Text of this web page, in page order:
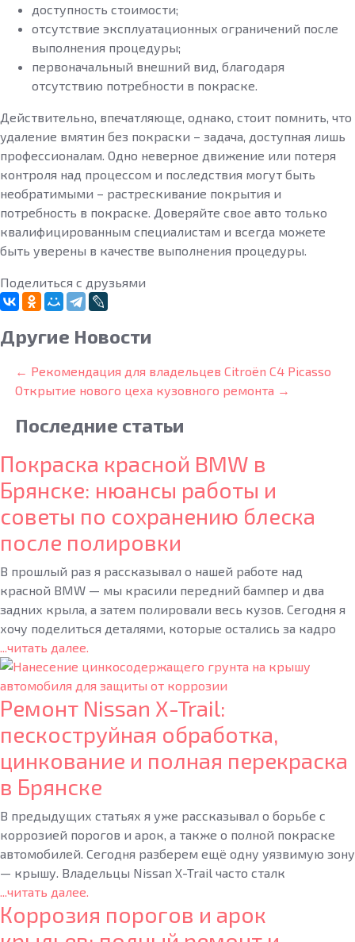
доступность стоимости;
отсутствие эксплуатационных ограничений после
выполнения процедуры;
первоначальный внешний вид, благодаря
отсутствию потребности в покраске.
Действительно, впечатляюще, однако, стоит помнить, что
удаление вмятин без покраски – задача, доступная лишь
профессионалам. Одно неверное движение или потеря
контроля над процессом и последствия могут быть
необратимыми – растрескивание покрытия и
потребность в покраске. Доверяйте свое авто только
квалифицированным специалистам и всегда можете
быть уверены в качестве выполнения процедуры.
Поделиться с друзьями
Другие Новости
← Рекомендация для владельцев Citroёn C4 Picasso
Открытие нового цеха кузовного ремонта →
Последние статьи
Покраска красной BMW в
Брянске: нюансы работы и
советы по сохранению блеска
после полировки
В прошлый раз я рассказывал о нашей работе над
красной BMW — мы красили передний бампер и два
задних крыла, а затем полировали весь кузов. Сегодня я
хочу поделиться деталями, которые остались за кадро
...читать далее.
Ремонт Nissan X-Trail:
пескоструйная обработка,
цинкование и полная перекраска
в Брянске
В предыдущих статьях я уже рассказывал о борьбе с
коррозией порогов и арок, а также о полной покраске
автомобилей. Сегодня разберем ещё одну уязвимую зону
— крышу. Владельцы Nissan X-Trail часто сталк
...читать далее.
Коррозия порогов и арок